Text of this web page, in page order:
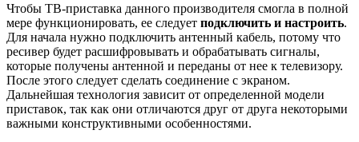
Чтобы ТВ-приставка данного производителя смогла в полной
мере функционировать, ее следует подключить и настроить.
Для начала нужно подключить антенный кабель, потому что
ресивер будет расшифровывать и обрабатывать сигналы,
которые получены антенной и переданы от нее к телевизору.
После этого следует сделать соединение с экраном.
Дальнейшая технология зависит от определенной модели
приставок, так как они отличаются друг от друга некоторыми
важными конструктивными особенностями.